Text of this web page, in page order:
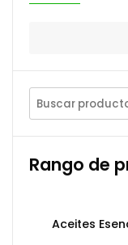
Buscar
por:
Rango de
Aceites